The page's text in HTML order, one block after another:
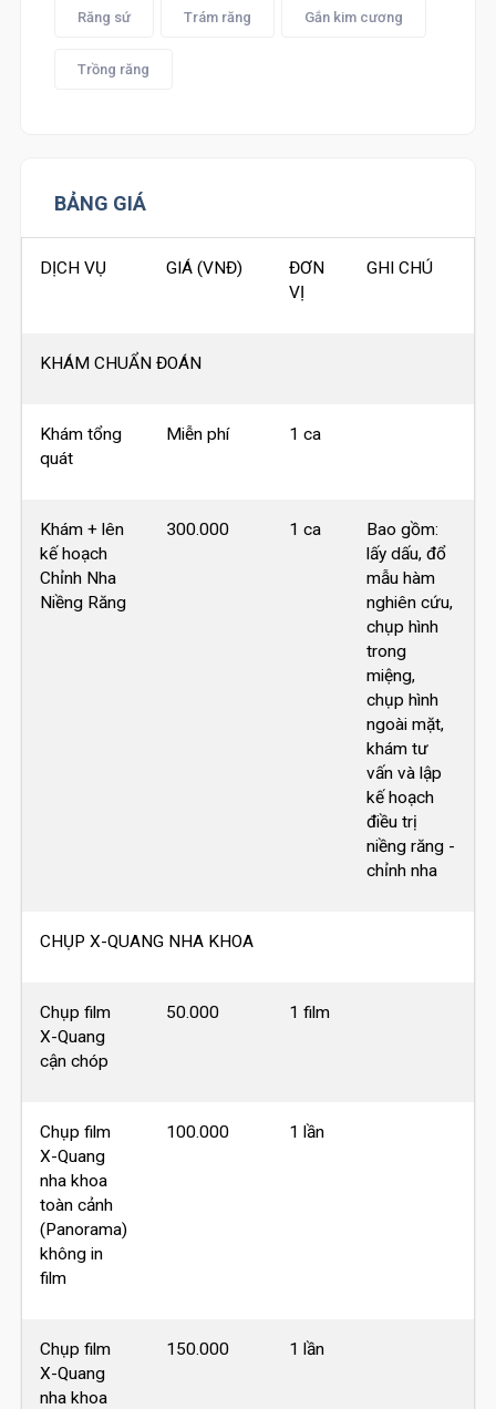
Răng sứ Trám răng Gắn kim cương
Trồng răng
BẢNG GIÁ
DỊCH VỤ GIÁ (VNĐ)
ĐƠN
VỊ
GHI CHÚ
KHÁM CHUẨN ĐOÁN
Khám tổng
quát
Miễn phí 1 ca
Khám + lên
kế hoạch
Chỉnh Nha
Niềng Răng
300.000 1 ca
Bao gồm:
lấy dấu, đổ
mẫu hàm
nghiên cứu,
chụp hình
trong
miệng,
chụp hình
ngoài mặt,
khám tư
vấn và lập
kế hoạch
điều trị
niềng răng -
chỉnh nha
CHỤP X-QUANG NHA KHOA
Chụp film
X-Quang
cận chóp
50.000 1 film
Chụp film
X-Quang
nha khoa
toàn cảnh
(Panorama)
không in
film
100.000 1 lần
Chụp film
X-Quang
nha khoa
150.000 1 lần